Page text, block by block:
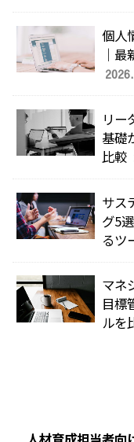
個人
｜
リー
基礎
比較
サス
グ5
るツ
マネ
目標
ルを